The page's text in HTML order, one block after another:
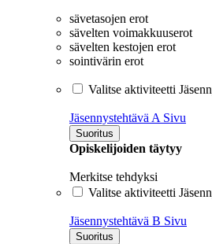
sävetasojen erot
sävelten voimakkuuserot
sävelten kestojen erot
sointivärin erot
Valitse aktiviteetti
Jäsennystehtävä A Sivu
Suoritus
Opiskelijoiden täytyy
Merkitse tehdyksi
Valitse aktiviteetti
Jäsennystehtävä B Sivu
Suoritus